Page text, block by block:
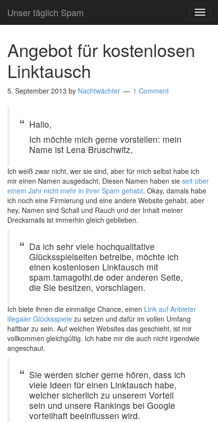
Unser täglich Spam
Angebot für kostenlosen
Linktausch
5. September 2013 by Nachtwächter 1 Comment
Hallo,
Ich möchte mich gerne vorstellen: mein
Name ist Lena Bruschwitz,
Ich weiß zwar nicht, wer sie sind, aber für mich selbst habe ich
mir einen Namen ausgedacht. Diesen Namen haben sie seit über
einem Jahr nicht mehr in ihrer Spam gehabt. Okay, damals habe
ich noch eine Firmierung und eine andere Website gehabt, aber
hey, Namen sind Schall und Rauch und der Inhalt meiner
Drecksmails ist immerhin gleich geblieben.
Da ich sehr viele hochqualitative
Glücksspielseiten betreibe, möchte ich
einen kostenlosen Linktausch mit
spam.tamagothi.de oder anderen Seite,
die Sie besitzen, vorschlagen.
Ich biete ihnen die einmalige Chance, einen Link auf Anbieter
illegaler Glücksspiele zu setzen und dafür im vollen Umfang
haftbar zu sein. Auf welchen Websites das geschieht, ist mir
vollkommen gleichgültig. Ich habe mir die auch nicht irgendwie
angeschaut.
Sie werden sicher gerne hören, dass ich
viele Ideen für einen Linktausch habe,
welcher sicherlich zu unserem Vorteil
sein und unsere Rankings bei Google
vorteilhaft beeinflussen wird.